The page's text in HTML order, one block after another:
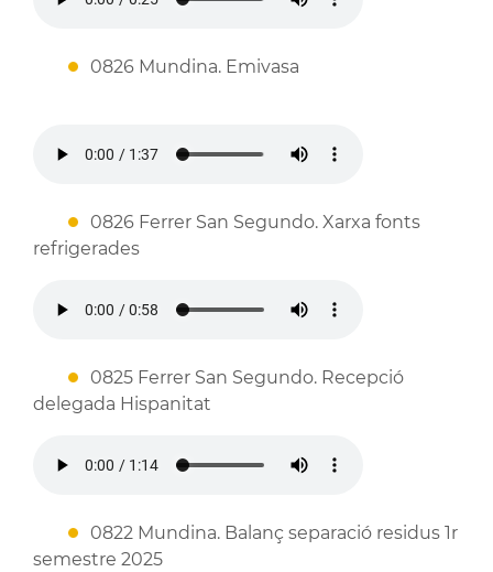
0826 Mundina. Emivasa
0826 Ferrer San Segundo. Xarxa fonts
refrigerades
0825 Ferrer San Segundo. Recepció
delegada Hispanitat
0822 Mundina. Balanç separació residus 1r
semestre 2025